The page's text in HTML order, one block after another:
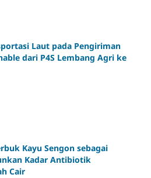
Laut pada Pengiriman
dari P4S Lembang Agri ke
Kayu Sengon sebagai
Kadar Antibiotik
Cair